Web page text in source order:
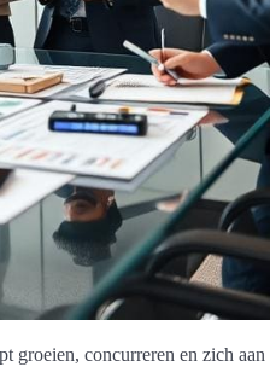
concurreren en zich aan